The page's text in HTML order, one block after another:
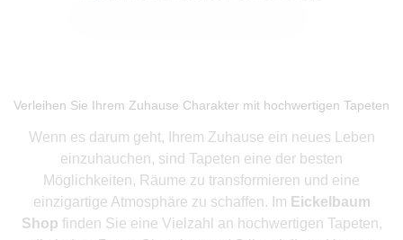
Verleihen Sie Ihrem Zuhause Charakter mit hochwertigen Tapeten
Wenn es darum geht, Ihrem Zuhause ein neues Leben
einzuhauchen, sind Tapeten eine der besten
Möglichkeiten, Räume zu transformieren und eine
einzigartige Atmosphäre zu schaffen. Im Eickelbaum
Shop finden Sie eine Vielzahl an hochwertigen Tapeten,